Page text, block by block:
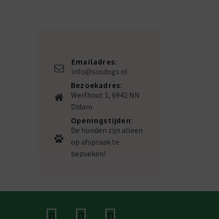
Emailadres:
info@sosdogs.nl
Bezoekadres:
Werfhout 1, 6942 NN
Didam
Openingstijden:
De honden zijn alleen
op afspraak te
bezoeken!